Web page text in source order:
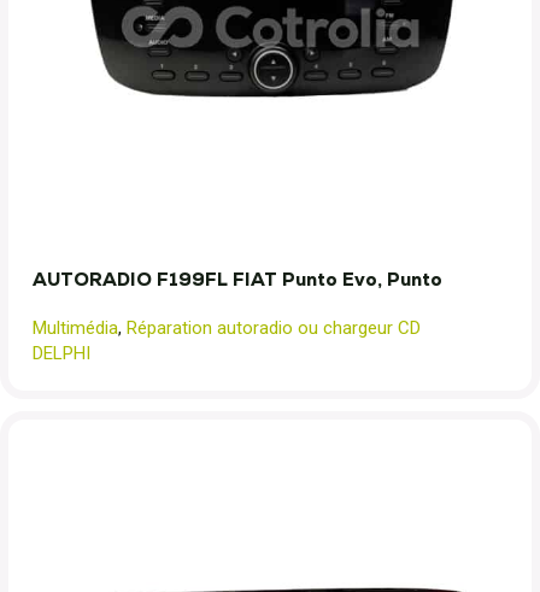
AUTORADIO F199FL FIAT Punto Evo, Punto
Multimédia, Réparation autoradio ou chargeur CD
DELPHI